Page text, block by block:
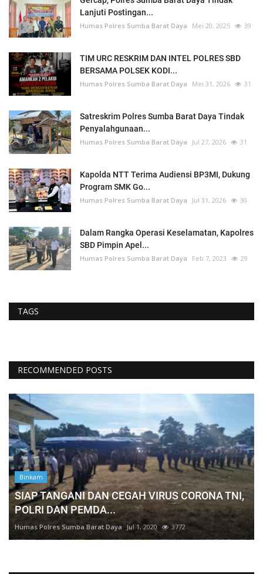
Lanjuti Postingan...
Humas Polres Sumba Barat Daya Mei 20, 2025 39
TIM URC RESKRIM DAN INTEL POLRES SBD
BERSAMA POLSEK KODI...
Humas Polres Sumba Barat Daya Mei 31, 2026 31
Satreskrim Polres Sumba Barat Daya Tindak
Penyalahgunaan...
Humas Polres Sumba Barat Daya Jul 27, 2026 31
Kapolda NTT Terima Audiensi BP3MI, Dukung
Program SMK Go...
Humas Polres Sumba Barat Daya Jul 31, 2026 30
Dalam Rangka Operasi Keselamatan, Kapolres
SBD Pimpin Apel...
Humas Polres Sumba Barat Daya Feb 7, 2023 29
TAGS
RECOMMENDED POSTS
Binkam
SIAP TANGANI DAN CEGAH VIRUS CORONA TNI,
POLRI DAN PEMDA...
Humas Polres Sumba Barat Daya Jul 1, 2020 3772